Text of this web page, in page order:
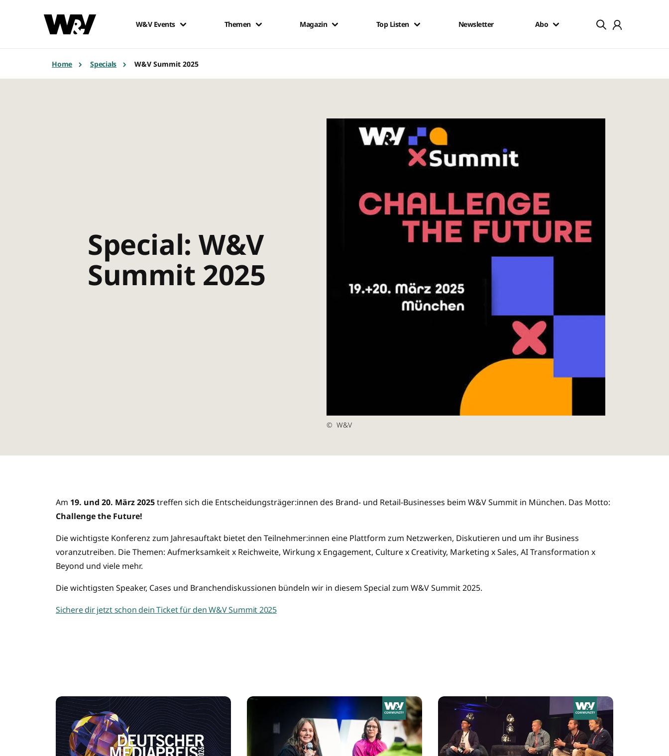
W&V Events Themen Magazin Top Listen Newsletter Abo
Home Specials W&V Summit 2025
© W&V
Special: W&V
Summit 2025
Am 19. und 20. März 2025treffen sich die Entscheidungsträger:innen des Brand- und Retail-Businesses beim W&V Summit in München. Das Motto:
Challenge the Future!
Die wichtigste Konferenz zum Jahresauftakt bietet den Teilnehmer:innen eine Plattform zum Netzwerken, Diskutieren und um ihr Business
voranzutreiben. Die Themen: Aufmerksamkeit x Reichweite, Wirkung x Engagement, Culture x Creativity, Marketing x Sales, AI Transformation x
Beyond und viele mehr.
Die wichtigsten Speaker, Cases und Branchendiskussionen bündeln wir in diesem Special zum W&V Summit 2025.
Sichere dir jetzt schon dein Ticket für den W&V Summit 2025